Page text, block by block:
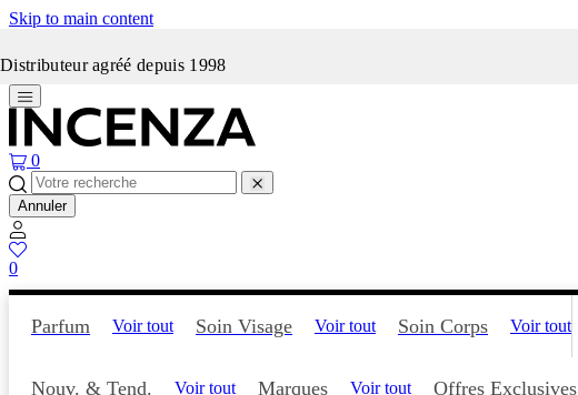
Skip to main content
Distributeur agréé depuis 1998Incenza fait peau neuve
0
Annuler
0
Parfum Voir tout Soin Visage Voir tout Soin Corps Voir tout
Nouv. & Tend. Voir tout Marques Voir tout Offres Exclusives